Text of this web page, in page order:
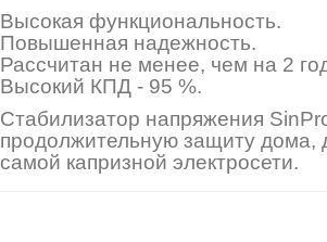
Высокая функциональность.
Повышенная надежность.
Рассчитан не менее, чем на 2
Высокий КПД - 95 %.
Стабилизатор напряжения
продолжительную защиту дома,
самой капризной электросети.